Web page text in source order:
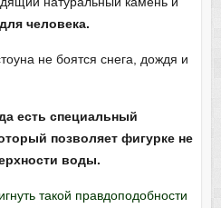
человека.
не боятся снега, дождя и
есть специальный
позволяет фигурке не
воды.
такой правдоподобности